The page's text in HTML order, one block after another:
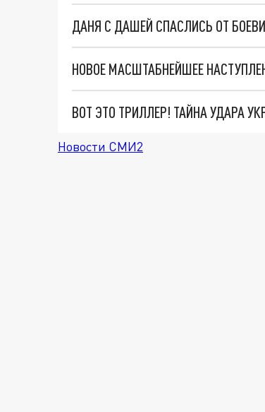
ДАНЯ С ДАШЕЙ СПАСЛИСЬ ОТ
ВОТ ЭТО ТРИЛЛЕР! ТАЙНА УДАРА
Новости СМИ2